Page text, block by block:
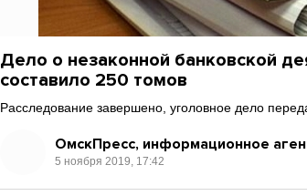
Дело о незаконной банковской
составило 250 томов
Расследование завершено, уголовное дело
ОмскПресс, информационное
5 ноября 2019, 17:42